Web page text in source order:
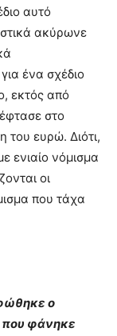
αυτό
ακύρωνε
ένα σχέδιο
εκτός από
στο
του ευρώ. Διότι,
ενιαίο νόμισμα
οι
που τάχα
ο
που φάνηκε